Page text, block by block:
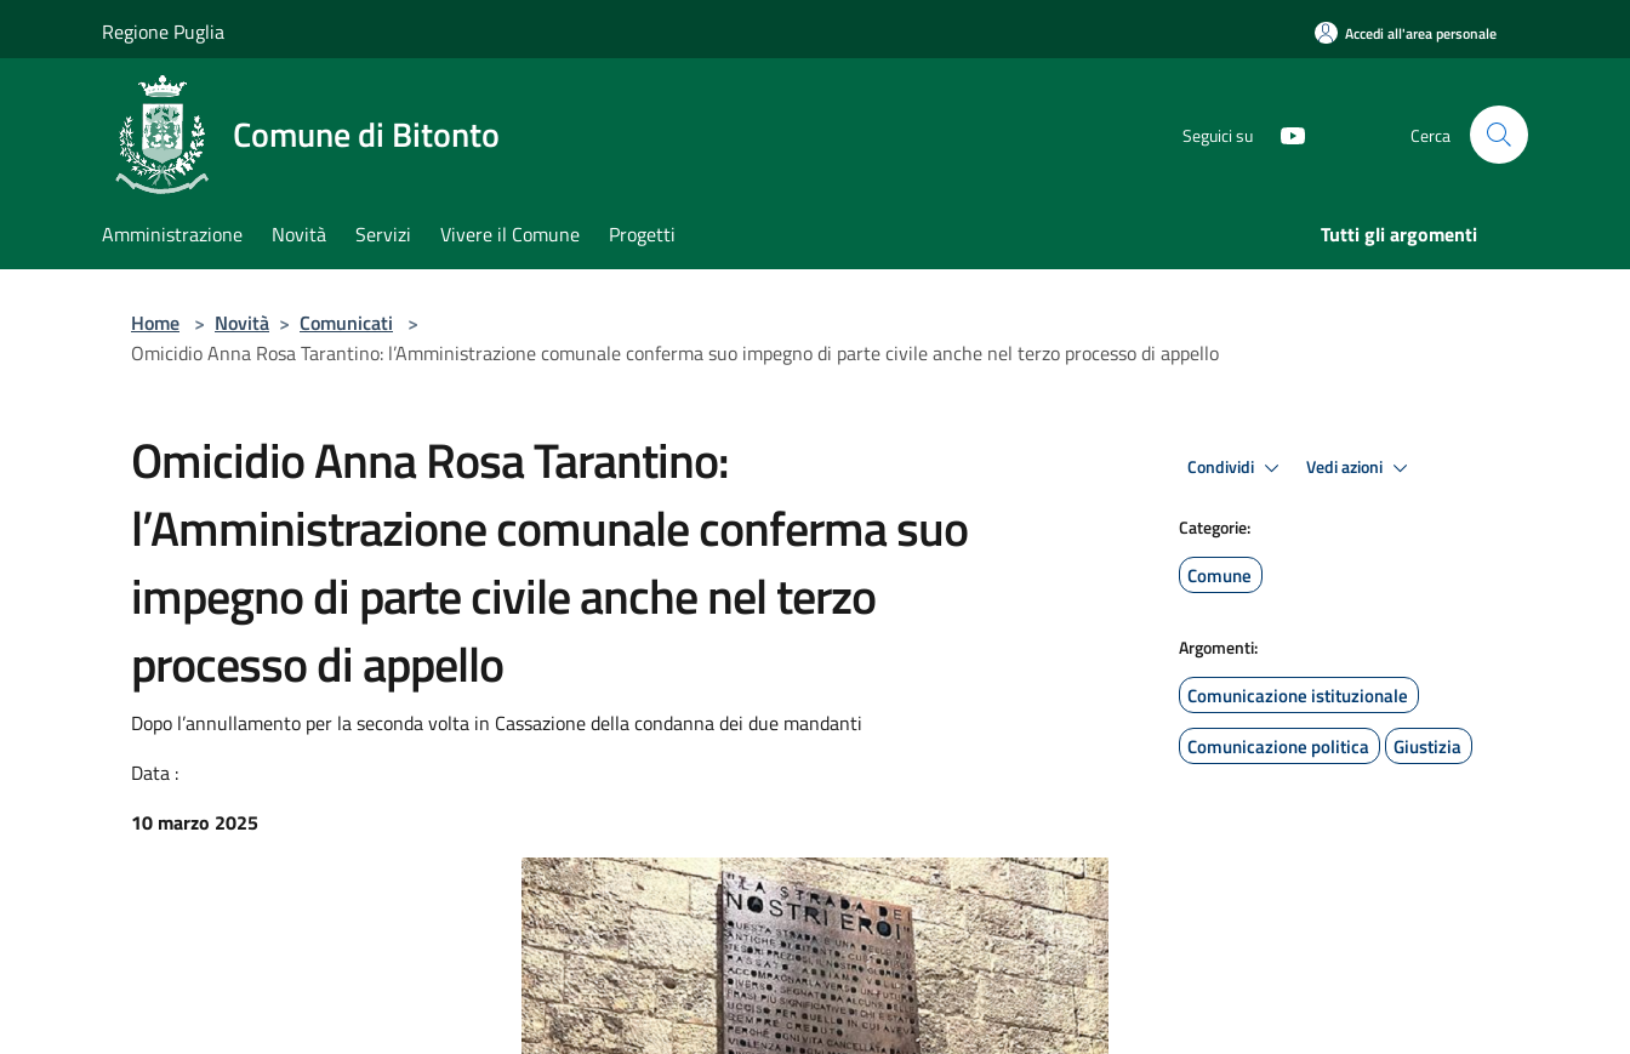
Regione Puglia Accedi all'area personale
Comune di Bitonto Seguici su Cerca
Amministrazione Novità Servizi Vivere il Comune Progetti Tutti gli argomenti
Home > Novità > Comunicati >
Omicidio Anna Rosa Tarantino: l’Amministrazione comunale conferma suo impegno di parte civile anche nel terzo processo di appello
Omicidio Anna Rosa Tarantino:
l’Amministrazione comunale conferma suo
impegno di parte civile anche nel terzo
processo di appello
Dopo l’annullamento per la seconda volta in Cassazione della condanna dei due mandanti
Data :
10 marzo 2025
Condividi Vedi azioni
Categorie:
Comune
Argomenti:
Comunicazione istituzionale
Comunicazione politica
Giustizia